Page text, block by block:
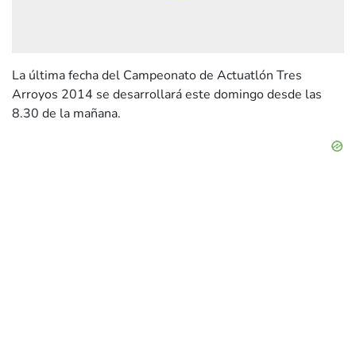
La última fecha del Campeonato de Actuatlón Tres
Arroyos 2014 se desarrollará este domingo desde las
8.30 de la mañana.